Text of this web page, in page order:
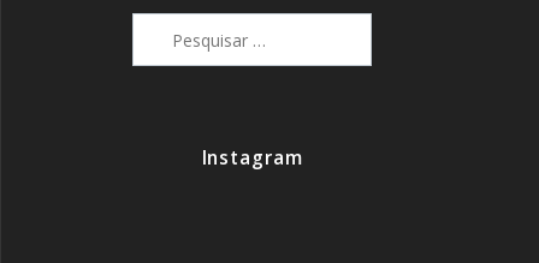
Instagram